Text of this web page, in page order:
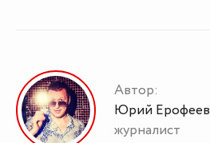
Автор:
Юрий Ерофеев
журналист